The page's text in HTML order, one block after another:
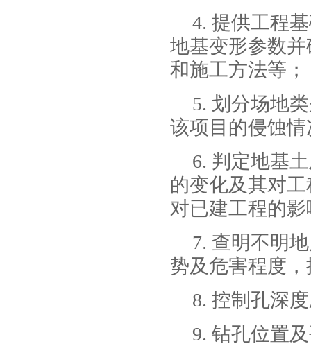
4. 提供工程
地基变形参数
和施工方法等；
5. 划分场地
该项目的侵蚀情
6. 判定地基
的变化及其对
对已建工程的
7. 查明不明
势及危害程度
8. 控制孔深
9. 钻孔位置